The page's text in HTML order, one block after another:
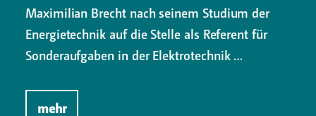
Maximilian Brecht nach seinem Studium der
Energietechnik auf die Stelle als Referent für
Sonderaufgaben in der Elektrotechnik …
mehr